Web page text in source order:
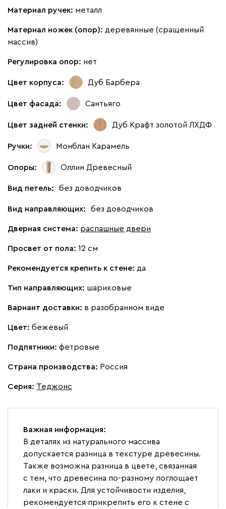
Материал ручек: металл
Материал ножек (опор): деревянные (сращенный
массив)
Регулировка опор: нет
Цвет корпуса: Дуб Барбера
Цвет фасада: Сантьяго
Цвет задней стенки: Дуб Крафт золотой ЛХДФ
Ручки: Монблан Карамель
Опоры: Оллин Древесный
Вид петель: без доводчиков
Вид направляющих: без доводчиков
Дверная система: распашные двери
Просвет от пола: 12 см
Рекомендуется крепить к стене: да
Тип направляющих: шариковые
Вариант доставки: в разобранном виде
Цвет: бежевый
Подпятники: фетровые
Страна производства: Россия
Серия: Теджонс
Важная информация:
В деталях из натурального массива
допускается разница в текстуре древесины.
Также возможна разница в цвете, связанная
с тем, что древесина по-разному поглощает
лаки и краски. Для устойчивости изделия,
рекомендуется прикрепить его к стене с